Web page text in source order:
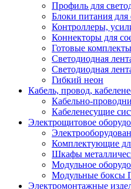
Профиль для
Блоки питания
Контроллеры,
Коннекторы для
Готовые комплекты
Светодиодная
Светодиодная
Гибкий неон
Кабель, провод,
Кабельно-
Кабеленесущие
Электрощитовое
Комплектующие
Шкафы
Модульное
Модульные боксы
Электромонтажные